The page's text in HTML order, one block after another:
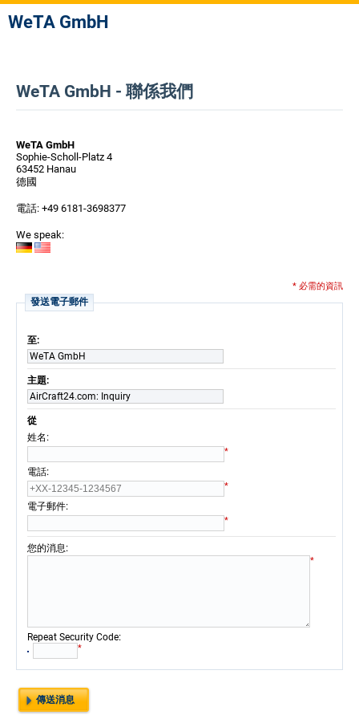
WeTA GmbH
WeTA GmbH - 聯係我們
WeTA GmbH
Sophie-Scholl-Platz 4
63452 Hanau
德國
電話: +49 6181-3698377
We speak:
* 必需的資訊
發送電子郵件
至:
WeTA GmbH
主題:
AirCraft24.com: Inquiry
從
姓名 :
*
電話:
*
電子郵件:
*
您的消息:
*
Repeat Security Code:
*